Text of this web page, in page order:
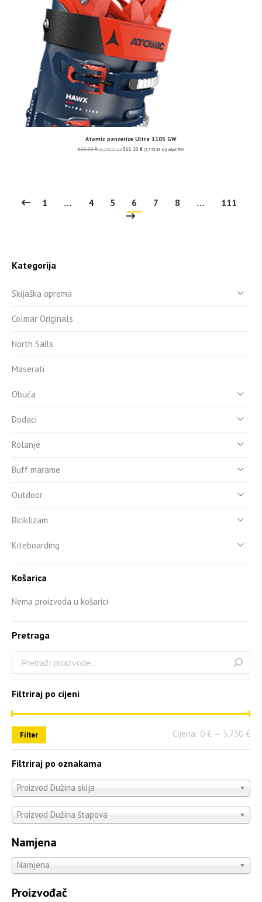
Atomic pancerice Ultra 110S GW
523.00€ (3,940.54 kn) 366.10 € (2,758.38 kn) uključ. PDV
1 … 4 5 6 7 8 … 111
Kategorija
Skijaška oprema
Colmar Originals
North Sails
Maserati
Obuća
Dodaci
Rolanje
Buff marame
Outdoor
Biciklizam
Kiteboarding
Košarica
Nema proizvoda u košarici
Pretraga
Filtriraj po cijeni
Filter Cijena: 0 € — 3,730 €
Filtriraj po oznakama
Proizvod Dužina skija
Proizvod Dužina štapova
Namjena
Namjena
Proizvođač